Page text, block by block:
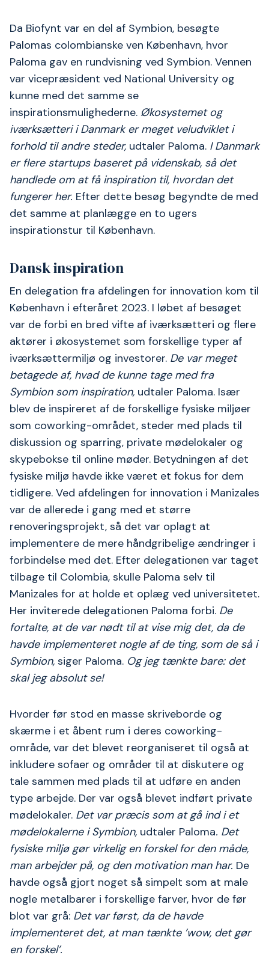
Da Biofynt var en del af Symbion, besøgte
Palomas colombianske ven København, hvor
Paloma gav en rundvisning ved Symbion. Vennen
var vicepræsident ved National University og
kunne med det samme se
inspirationsmulighederne. Økosystemet og
iværksætteri i Danmark er meget veludviklet i
forhold til andre steder, udtaler Paloma. I Danmark
er flere startups baseret på videnskab, så det
handlede om at få inspiration til, hvordan det
fungerer her. Efter dette besøg begyndte de med
det samme at planlægge en to ugers
inspirationstur til København.
Dansk inspiration
En delegation fra afdelingen for innovation kom til
København i efteråret 2023. I løbet af besøget
var de forbi en bred vifte af iværksætteri og flere
aktører i økosystemet som forskellige typer af
iværksættermiljø og investorer. De var meget
betagede af, hvad de kunne tage med fra
Symbion som inspiration, udtaler Paloma. Især
blev de inspireret af de forskellige fysiske miljøer
som coworking-området, steder med plads til
diskussion og sparring, private mødelokaler og
skypebokse til online møder. Betydningen af det
fysiske miljø havde ikke været et fokus for dem
tidligere. Ved afdelingen for innovation i Manizales
var de allerede i gang med et større
renoveringsprojekt, så det var oplagt at
implementere de mere håndgribelige ændringer i
forbindelse med det. Efter delegationen var taget
tilbage til Colombia, skulle Paloma selv til
Manizales for at holde et oplæg ved universitetet.
Her inviterede delegationen Paloma forbi. De
fortalte, at de var nødt til at vise mig det, da de
havde implementeret nogle af de ting, som de så i
Symbion, siger Paloma. Og jeg tænkte bare: det
skal jeg absolut se!
Hvorder før stod en masse skriveborde og
skærme i et åbent rum i deres coworking-
område, var det blevet reorganiseret til også at
inkludere sofaer og områder til at diskutere og
tale sammen med plads til at udføre en anden
type arbejde. Der var også blevet indført private
mødelokaler. Det var præcis som at gå ind i et
mødelokalerne i Symbion, udtaler Paloma. Det
fysiske miljø gør virkelig en forskel for den måde,
man arbejder på, og den motivation man har. De
havde også gjort noget så simpelt som at male
nogle metalbarer i forskellige farver, hvor de før
blot var grå: Det var først, da de havde
implementeret det, at man tænkte ’wow, det gør
en forskel’.